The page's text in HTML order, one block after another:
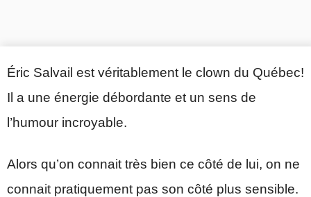
Éric Salvail est véritablement le clown du Québec!
Il a une énergie débordante et un sens de
l’humour incroyable.
Alors qu’on connait très bien ce côté de lui, on ne
connait pratiquement pas son côté plus sensible.